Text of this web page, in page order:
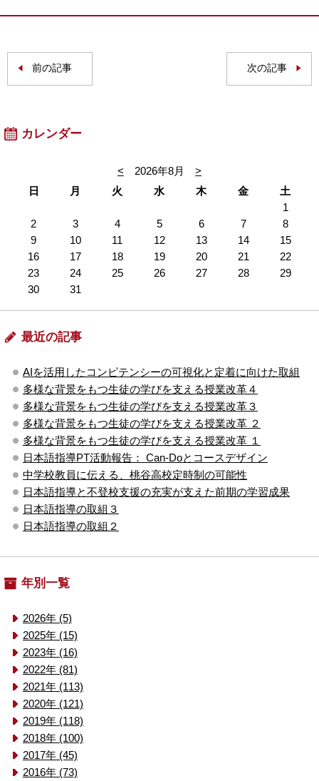
前の記事 次の記事
カレンダー
< 2026年8月
>
日
月 火 水 木 金
土
1
2
3 4 5 6 7
8
9
10 11 12 13 14
15
16
17 18 19 20 21
22
23
24 25 26 27 28
29
30
31
最近の記事
AIを活用したコンピテンシーの可視化と定着に向けた取組
多様な背景をもつ生徒の学びを支える授業改革４
多様な背景をもつ生徒の学びを支える授業改革３
多様な背景をもつ生徒の学びを支える授業改革 ２
多様な背景をもつ生徒の学びを支える授業改革 １
日本語指導PT活動報告： Can-Doとコースデザイン
中学校教員に伝える、桃谷高校定時制の可能性
日本語指導と不登校支援の充実が支えた前期の学習成果
日本語指導の取組３
日本語指導の取組２
年別一覧
2026年 (5)
2025年 (15)
2023年 (16)
2022年 (81)
2021年 (113)
2020年 (121)
2019年 (118)
2018年 (100)
2017年 (45)
2016年 (73)